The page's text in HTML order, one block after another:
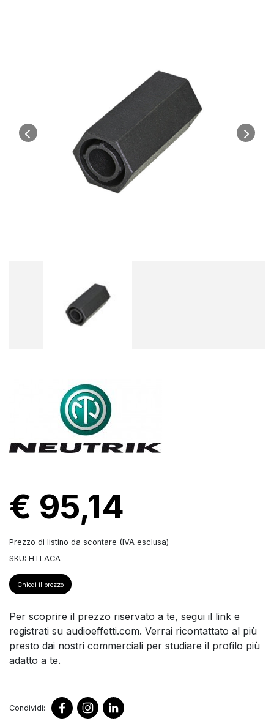
€ 95,14
Prezzo di listino da scontare (IVA esclusa)
SKU: HTLACA
Chiedi il prezzo
Per scoprire il prezzo riservato a te, segui il link e
registrati su audioeffetti.com. Verrai ricontattato al più
presto dai nostri commerciali per studiare il profilo più
adatto a te.
Condividi: